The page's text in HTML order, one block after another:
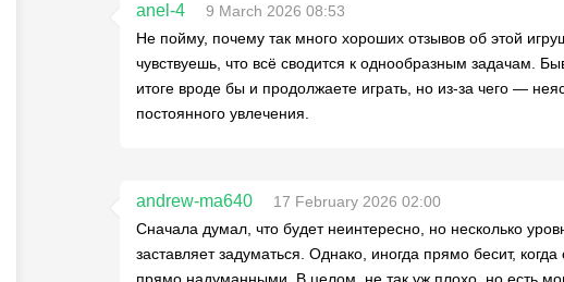
anel-4
9 March 2026 08:53
Не пойму, почему так много хороших отзывов об этой
чувствуешь, что всё сводится к однообразным задачам.
итоге вроде бы и продолжаете играть, но из-за чего —
постоянного увлечения.
andrew-ma640
17 February 2026 02:00
Сначала думал, что будет неинтересно, но несколько
заставляет задуматься. Однако, иногда прямо бесит,